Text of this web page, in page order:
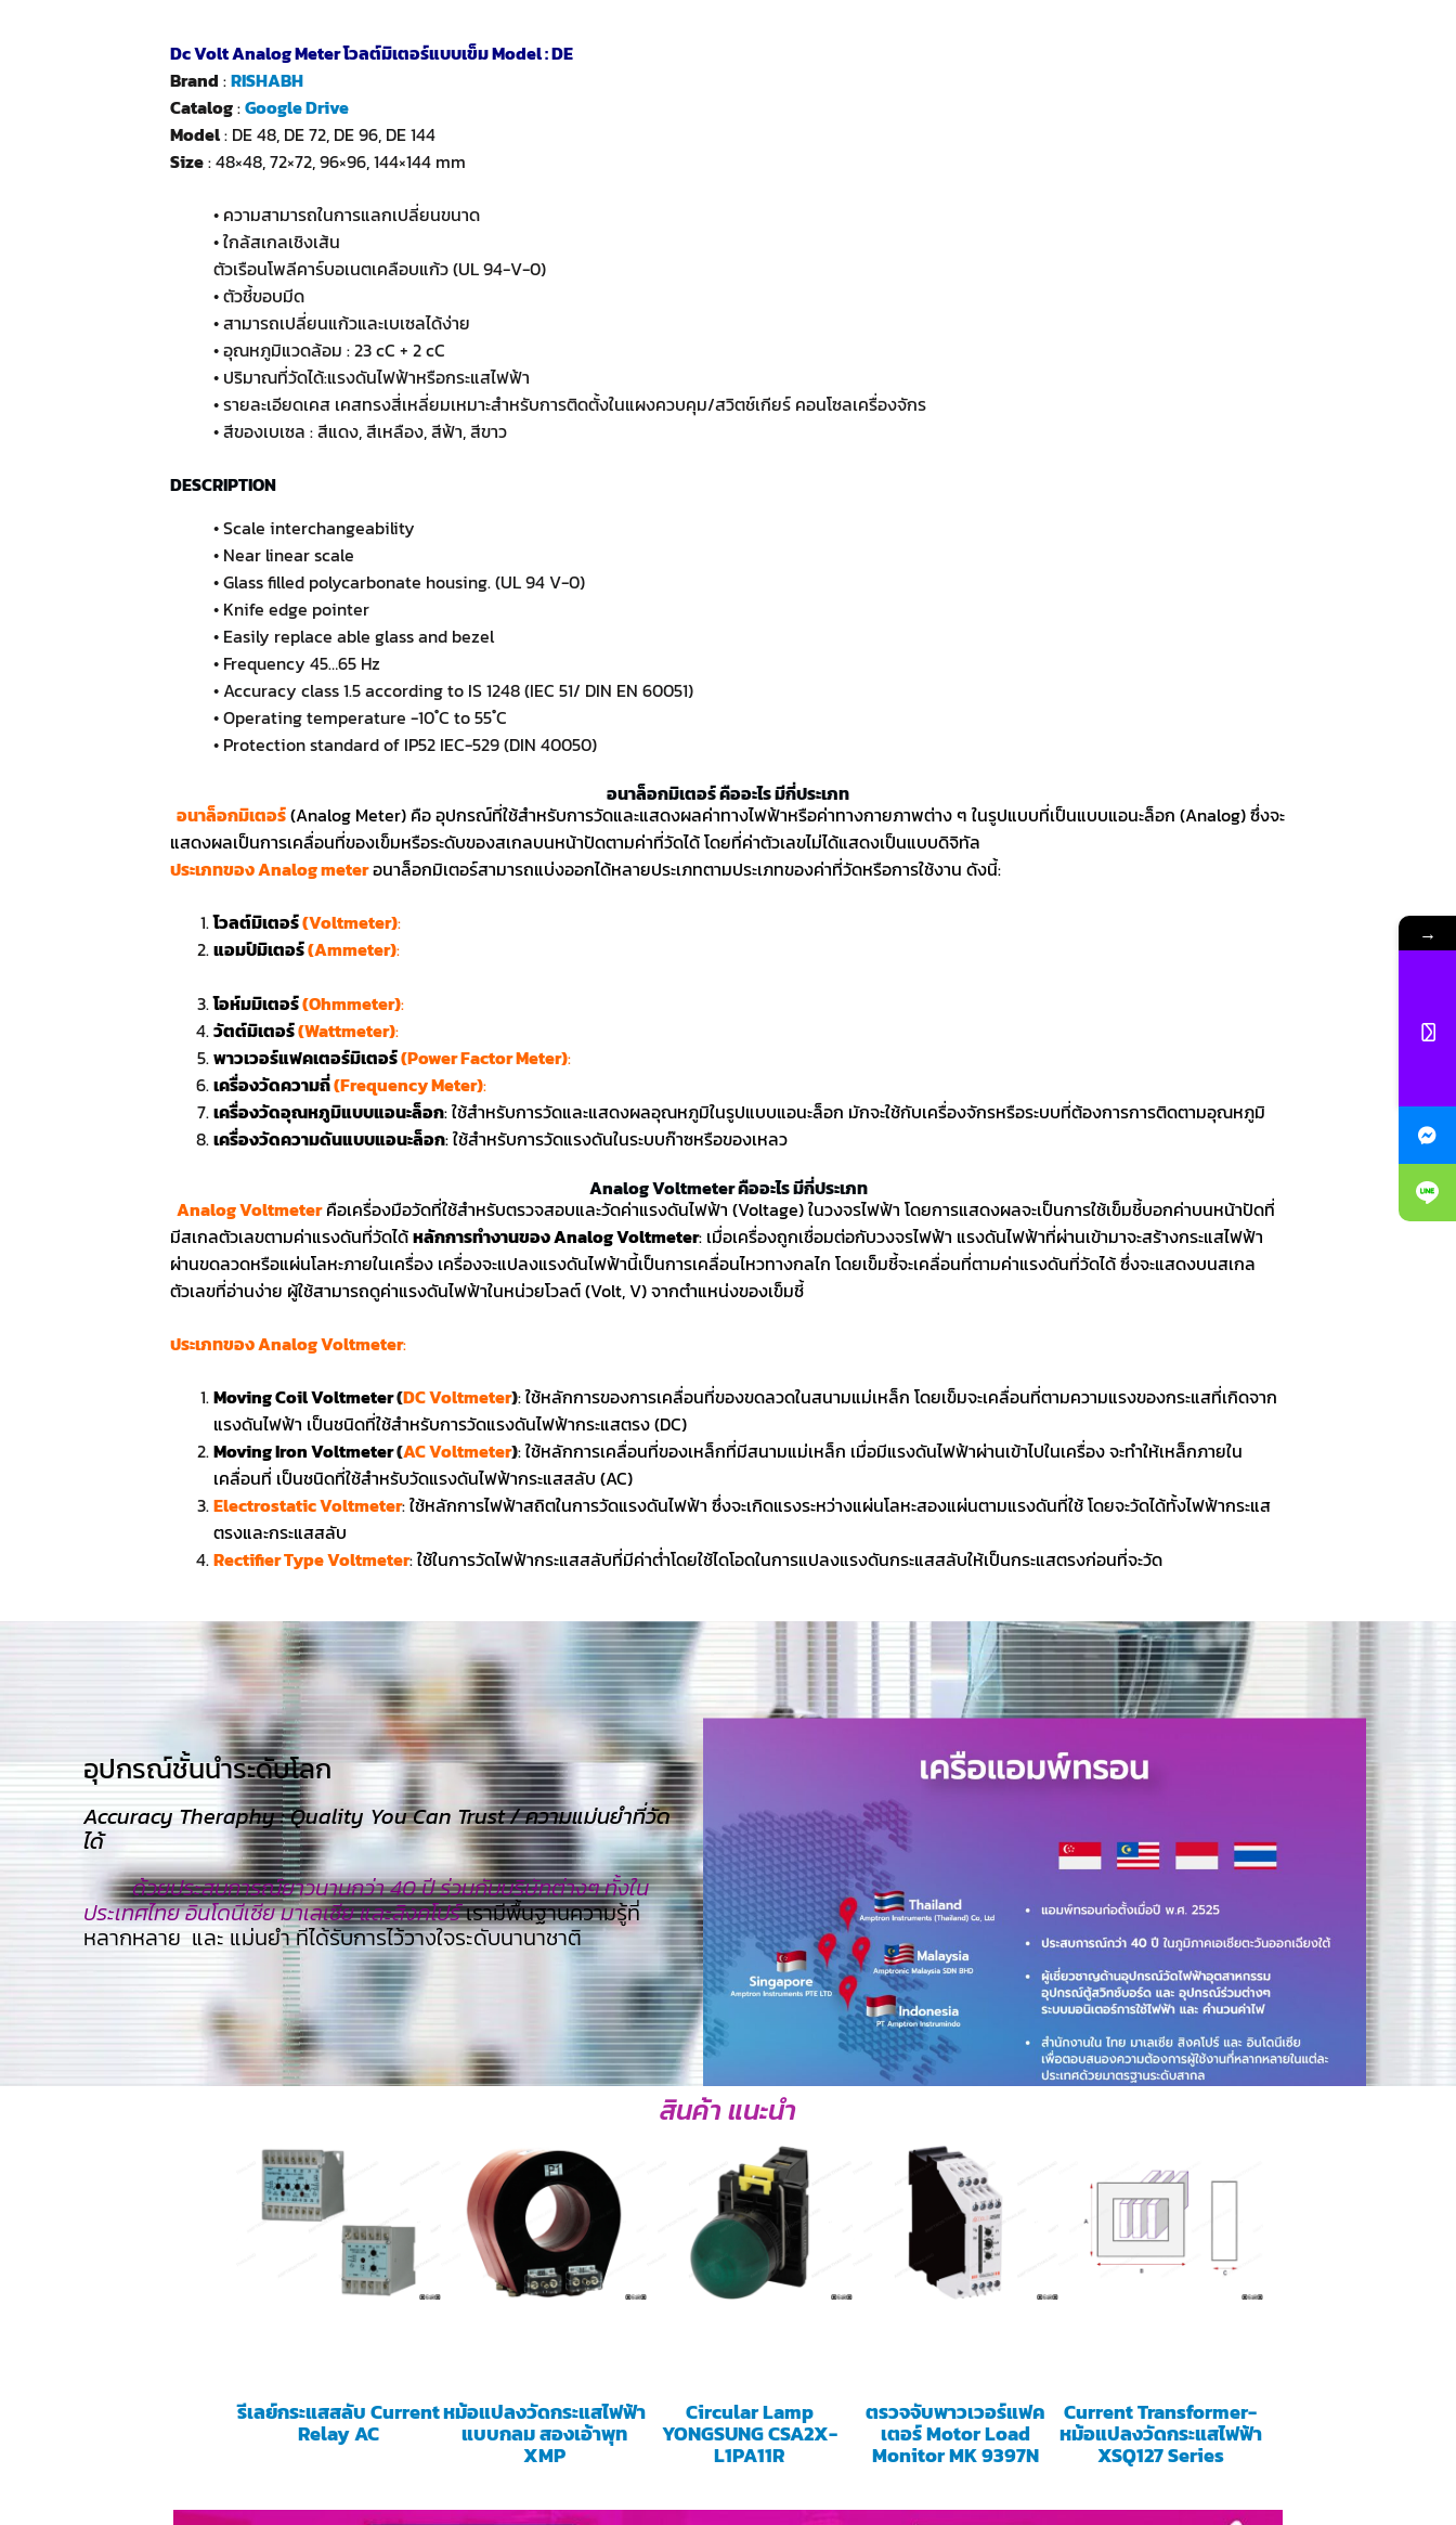
Dc Volt Analog Meter โวลต์มิเตอร์แบบเข็ม Model : DE
Brand :RISHABH
Catalog:Google Drive
Model: DE 48, DE 72, DE 96, DE 144
Size: 48×48, 72×72, 96×96, 144×144 mm
• ความสามารถในการแลกเปลี่ยนขนาด
• ใกล้สเกลเชิงเส้น
ตัวเรือนโพลีคาร์บอเนตเคลือบแก้ว (UL 94-V-0)
• ตัวชี้ขอบมีด
• สามารถเปลี่ยนแก้วและเบเซลได้ง่าย
• อุณหภูมิแวดล้อม : 23 cC + 2 cC
• ปริมาณที่วัดได้:แรงดันไฟฟ้าหรือกระแสไฟฟ้า
• รายละเอียดเคส เคสทรงสี่เหลี่ยมเหมาะสำหรับการติดตั้งในแผงควบคุม/สวิตช์เกียร์ คอนโซลเครื่องจักร
• สีของเบเซล : สีแดง, สีเหลือง, สีฟ้า, สีขาว
DESCRIPTION
• Scale interchangeability
• Near linear scale
• Glass filled polycarbonate housing. (UL 94 V-0)
• Knife edge pointer
• Easily replace able glass and bezel
• Frequency 45…65 Hz
• Accuracy class 1.5 according to IS 1248 (IEC 51/ DIN EN 60051)
• Operating temperature -10 ํC to 55 ํC
• Protection standard of IP52 IEC-529 (DIN 40050)
อนาล็อกมิเตอร์ คืออะไร มีกี่ประเภท
อนาล็อกมิเตอร์(Analog Meter) คือ อุปกรณ์ที่ใช้สำหรับการวัดและแสดงผลค่าทางไฟฟ้าหรือค่าทางกายภาพต่าง ๆ ในรูปแบบที่เป็นแบบแอนะล็อก (Analog) ซึ่งจะ
แสดงผลเป็นการเคลื่อนที่ของเข็มหรือระดับของสเกลบนหน้าปัดตามค่าที่วัดได้ โดยที่ค่าตัวเลขไม่ได้แสดงเป็นแบบดิจิทัล
ประเภทของ Analog meterอนาล็อกมิเตอร์สามารถแบ่งออกได้หลายประเภทตามประเภทของค่าที่วัดหรือการใช้งาน ดังนี้:
โวลต์มิเตอร์(Voltmeter):
แอมป์มิเตอร์(Ammeter):
โอห์มมิเตอร์(Ohmmeter):
วัตต์มิเตอร์(Wattmeter):
พาวเวอร์แฟคเตอร์มิเตอร์(Power Factor Meter):
เครื่องวัดความถี่(Frequency Meter):
เครื่องวัดอุณหภูมิแบบแอนะล็อก: ใช้สำหรับการวัดและแสดงผลอุณหภูมิในรูปแบบแอนะล็อก มักจะใช้กับเครื่องจักรหรือระบบที่ต้องการการติดตามอุณหภูมิ
เครื่องวัดความดันแบบแอนะล็อก: ใช้สำหรับการวัดแรงดันในระบบก๊าซหรือของเหลว
Analog Voltmeter คืออะไร มีกี่ประเภท
Analog Voltmeterคือเครื่องมือวัดที่ใช้สำหรับตรวจสอบและวัดค่าแรงดันไฟฟ้า (Voltage) ในวงจรไฟฟ้า โดยการแสดงผลจะเป็นการใช้เข็มชี้บอกค่าบนหน้าปัดที่
มีสเกลตัวเลขตามค่าแรงดันที่วัดได้หลักการทำงานของ Analog Voltmeter: เมื่อเครื่องถูกเชื่อมต่อกับวงจรไฟฟ้า แรงดันไฟฟ้าที่ผ่านเข้ามาจะสร้างกระแสไฟฟ้า
ผ่านขดลวดหรือแผ่นโลหะภายในเครื่อง เครื่องจะแปลงแรงดันไฟฟ้านี้เป็นการเคลื่อนไหวทางกลไก โดยเข็มชี้จะเคลื่อนที่ตามค่าแรงดันที่วัดได้ ซึ่งจะแสดงบนสเกล
ตัวเลขที่อ่านง่าย ผู้ใช้สามารถดูค่าแรงดันไฟฟ้าในหน่วยโวลต์ (Volt, V) จากตำแหน่งของเข็มชี้
ประเภทของ Analog Voltmeter:
Moving Coil Voltmeter(DC Voltmeter):ใช้หลักการของการเคลื่อนที่ของขดลวดในสนามแม่เหล็ก โดยเข็มจะเคลื่อนที่ตามความแรงของกระแสที่เกิดจาก
แรงดันไฟฟ้า เป็นชนิดที่ใช้สำหรับการวัดแรงดันไฟฟ้ากระแสตรง (DC)
Moving Iron Voltmeter(AC Voltmeter):ใช้หลักการเคลื่อนที่ของเหล็กที่มีสนามแม่เหล็ก เมื่อมีแรงดันไฟฟ้าผ่านเข้าไปในเครื่อง จะทำให้เหล็กภายใน
เคลื่อนที่ เป็นชนิดที่ใช้สำหรับวัดแรงดันไฟฟ้ากระแสสลับ (AC)
Electrostatic Voltmeter:ใช้หลักการไฟฟ้าสถิตในการวัดแรงดันไฟฟ้า ซึ่งจะเกิดแรงระหว่างแผ่นโลหะสองแผ่นตามแรงดันที่ใช้ โดยจะวัดได้ทั้งไฟฟ้ากระแส
ตรงและกระแสสลับ
Rectifier Type Voltmeter:ใช้ในการวัดไฟฟ้ากระแสสลับที่มีค่าต่ำโดยใช้ไดโอดในการแปลงแรงดันกระแสสลับให้เป็นกระแสตรงก่อนที่จะวัด
อุปกรณ์ชั้นนำระดับโลก​
Accuracy Theraphy : Quality You Can Trust / ความแม่นยำที่วัด
ได้
ด้วยประสบการณ์ยาวนานกว่า 40 ปี ร่วมกับบริษัทต่างๆ ทั้งใน
ประเทศไทย อินโดนีเซีย มาเลเซีย และสิงคโปร์เรามีพื้นฐานความรู้ที่
หลากหลาย และ แม่นยำ ทีไ่ด้รับการไว้วางใจระดับนานาชาติ
สินค้า แนะนำ
รีเลย์กระแสสลับ Current
Relay AC
หม้อแปลงวัดกระแสไฟฟ้า
แบบกลม สองเอ้าพุท
XMP
Circular Lamp
YONGSUNG CSA2X-
L1PA11R
ตรวจจับพาวเวอร์แฟค
เตอร์ Motor Load
Monitor MK 9397N
Current Transformer-
หม้อแปลงวัดกระแสไฟฟ้า
XSQ127 Series
→